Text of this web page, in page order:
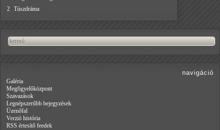
2 Túszdráma
navigáció
Galéria
Megfigyelőközpont
Szavazások
Legnépszerűbb bejegyzések
Üzenőfal
Verzió história
RSS értesítő feedek